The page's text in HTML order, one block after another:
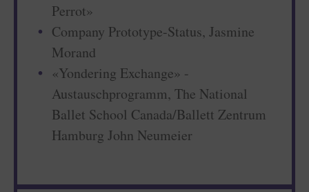
Perrot»
Company Prototype-Status, Jasmine
Morand
«Yondering Exchange» -
Austauschprogramm, The National
Ballet School Canada/Ballett Zentrum
Hamburg John Neumeier